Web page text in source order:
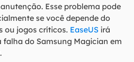
Esse problema pode
se você depende do
ou jogos críticos. EaseUS irá
falha do Samsung Magician em